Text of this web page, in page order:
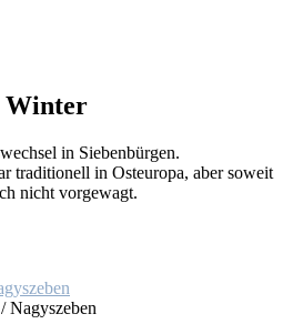
Win­ter
in Sie­ben­bür­gen.
tra­di­tio­nell in Ost­eu­ro­pa, aber so­weit
nicht vor­ge­wagt.
Na­gy­sz­eben